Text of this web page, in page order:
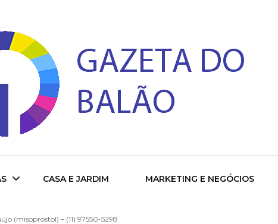
Balao
CASA E JARDIM MARKETING E NEGÓCIOS
(misoprostol) – (11) 97550-5298